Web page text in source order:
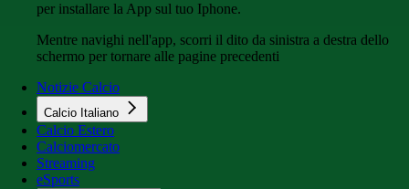
per installare la App sul tuo Iphone.
Mentre navighi nell'app, scorri il dito da sinistra a destra dello
schermo per tornare alle pagine precedenti
Notizie Calcio
Calcio Italiano
Calcio Estero
Calciomercato
Streaming
eSports